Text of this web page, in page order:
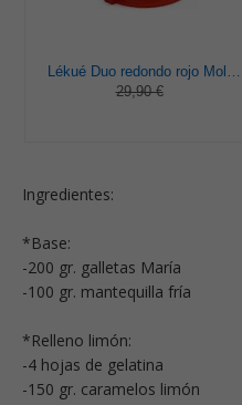
Lékué Duo redondo rojo Molde pastel, Silicona, 23 x 7 x 23 cm
29,90 €
Ingredientes:
*Base:
-200 gr. galletas María
-100 gr. mantequilla fría
*Relleno limón:
-4 hojas de gelatina
-150 gr. caramelos limón